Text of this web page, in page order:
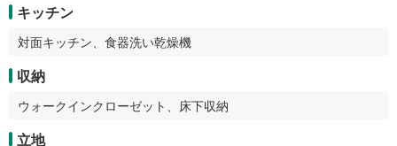
キッチン
対面キッチン、食器洗い乾燥機
収納
ウォークインクローゼット、床下収納
立地